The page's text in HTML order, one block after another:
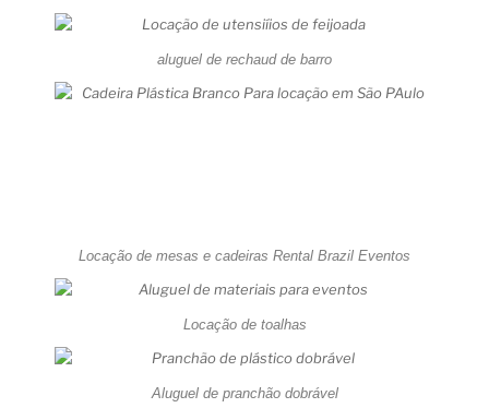
aluguel de rechaud de barro
Locação de mesas e cadeiras Rental Brazil Eventos
Locação de toalhas
Aluguel de pranchão dobrável